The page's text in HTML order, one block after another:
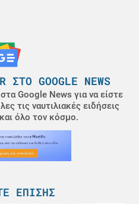
GOOGLE NEWS
Google News για να είστε
τις ναυτιλιακές ειδήσεις
όλο τον κόσμο.
ΕΠΊΣΗΣ